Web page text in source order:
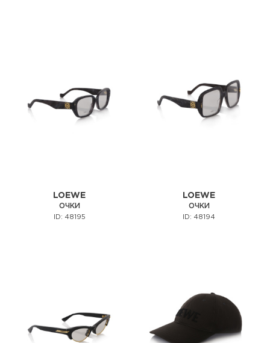
LOEWE
ОЧКИ
ID: 48195
LOEWE
ОЧКИ
ID: 48194